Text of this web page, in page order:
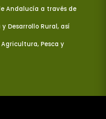
Andalucía a través de
Desarrollo Rural, así
Pesca y